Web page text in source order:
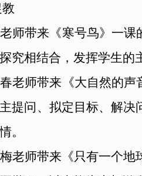
师带来《寒号鸟》一
究相结合，发挥学生的
老师带来《大自然的
提问、拟定目标、解
。
老师带来《只有一个